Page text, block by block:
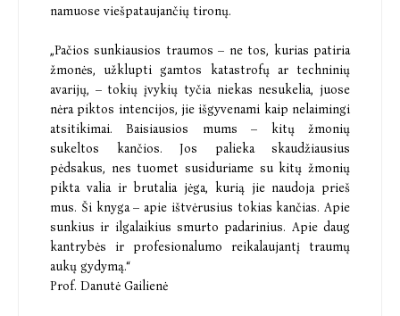
namuose viešpataujančių tironų.
„Pačios sunkiausios traumos – ne tos, kurias patiria
žmonės, užklupti gamtos katastrofų ar techninių
avarijų, – tokių įvykių tyčia niekas nesukelia, juose
nėra piktos intencijos, jie išgyvenami kaip nelaimingi
atsitikimai. Baisiausios mums – kitų žmonių
sukeltos kančios. Jos palieka skaudžiausius
pėdsakus, nes tuomet susiduriame su kitų žmonių
pikta valia ir brutalia jėga, kurią jie naudoja prieš
mus. Ši knyga – apie ištvėrusius tokias kančias. Apie
sunkius ir ilgalaikius smurto padarinius. Apie daug
kantrybės ir profesionalumo reikalaujantį traumų
aukų gydymą.“
Prof. Danutė Gailienė